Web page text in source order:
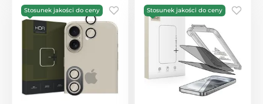
Stosunek jakości do ceny Stosunek jakości do ceny